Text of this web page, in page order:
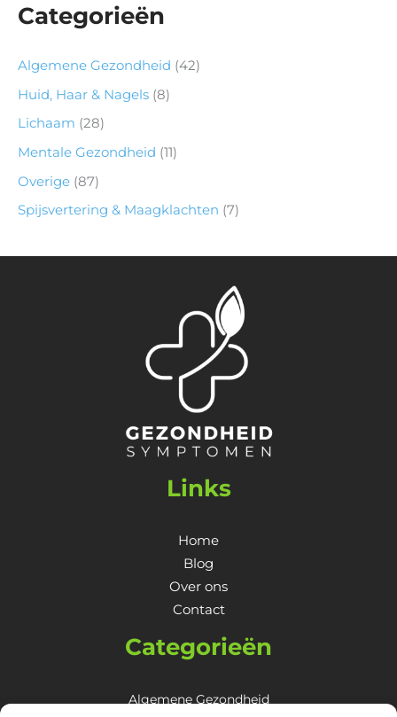
Categorieën
Algemene Gezondheid (42)
Huid, Haar & Nagels (8)
Lichaam (28)
Mentale Gezondheid (11)
Overige (87)
Spijsvertering & Maagklachten (7)
Links
Home
Blog
Over ons
Contact
Categorieën
Algemene Gezondheid